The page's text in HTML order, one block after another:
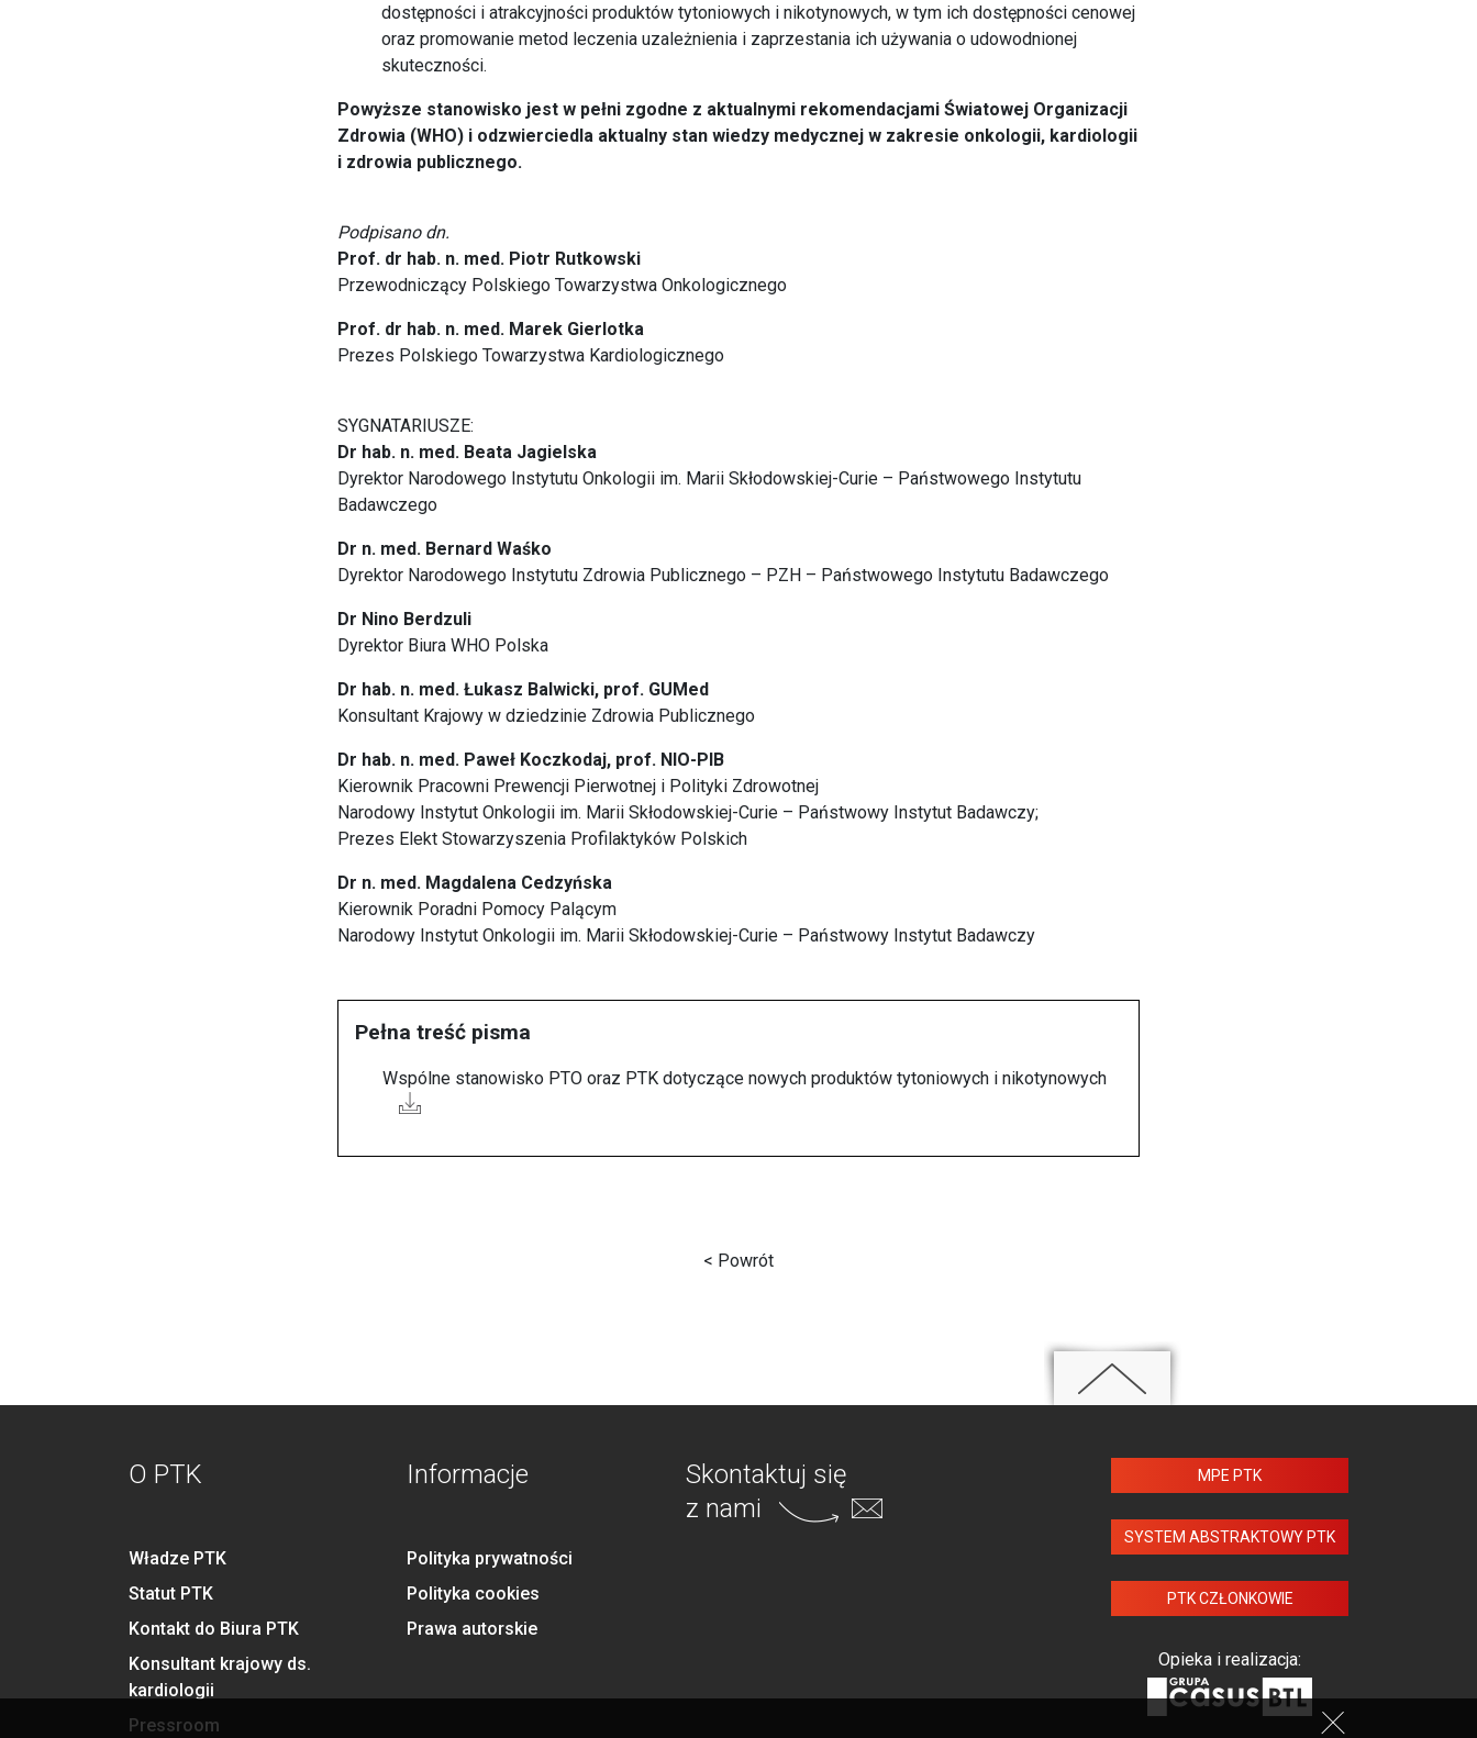
dostępności i atrakcyjności produktów tytoniowych i nikotynowych, w tym ich dostępności cenowej
oraz promowanie metod leczenia uzależnienia i zaprzestania ich używania o udowodnionej
skuteczności.
Powyższe stanowisko jest w pełni zgodne z aktualnymi rekomendacjami Światowej Organizacji
Zdrowia (WHO) i odzwierciedla aktualny stan wiedzy medycznej w zakresie onkologii, kardiologii
i zdrowia publicznego.
Podpisano dn.
Prof. dr hab. n. med. Piotr Rutkowski
Przewodniczący Polskiego Towarzystwa Onkologicznego
Prof. dr hab. n. med. Marek Gierlotka
Prezes Polskiego Towarzystwa Kardiologicznego
SYGNATARIUSZE:
Dr hab. n. med. Beata Jagielska
Dyrektor Narodowego Instytutu Onkologii im. Marii Skłodowskiej-Curie – Państwowego Instytutu
Badawczego
Dr n. med. Bernard Waśko
Dyrektor Narodowego Instytutu Zdrowia Publicznego – PZH – Państwowego Instytutu Badawczego
Dr Nino Berdzuli
Dyrektor Biura WHO Polska
Dr hab. n. med. Łukasz Balwicki, prof. GUMed
Konsultant Krajowy w dziedzinie Zdrowia Publicznego
Dr hab. n. med. Paweł Koczkodaj, prof. NIO-PIB
Kierownik Pracowni Prewencji Pierwotnej i Polityki Zdrowotnej
Narodowy Instytut Onkologii im. Marii Skłodowskiej-Curie – Państwowy Instytut Badawczy;
Prezes Elekt Stowarzyszenia Profilaktyków Polskich
Dr n. med. Magdalena Cedzyńska
Kierownik Poradni Pomocy Palącym
Narodowy Instytut Onkologii im. Marii Skłodowskiej-Curie – Państwowy Instytut Badawczy
Pełna treść pisma
Wspólne stanowisko PTO oraz PTK dotyczące nowych produktów tytoniowych i nikotynowych
< Powrót
O PTK
Władze PTK
Statut PTK
Kontakt do Biura PTK
Konsultant krajowy ds.
kardiologii
Pressroom
Informacje
Polityka prywatności
Polityka cookies
Prawa autorskie
Skontaktuj się
z nami
MPE PTK
SYSTEM ABSTRAKTOWY PTK
PTK CZŁONKOWIE
Opieka i realizacja: